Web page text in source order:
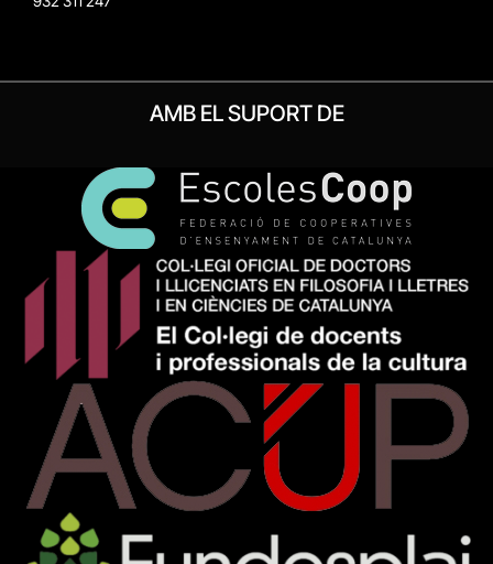
AMB EL SUPORT DE